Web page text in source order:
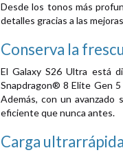
Desde los tonos más
detalles gracias a las
Conserva la
El Galaxy S26 Ultra está
Snapdragon® 8 Elite Gen
Además, con un avanzado
eficiente que nunca antes.
Carga